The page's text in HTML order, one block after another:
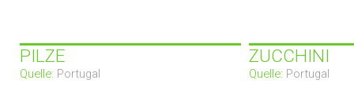
PILZE
Quelle: Portugal
ZUCCHINI
Quelle: Portugal